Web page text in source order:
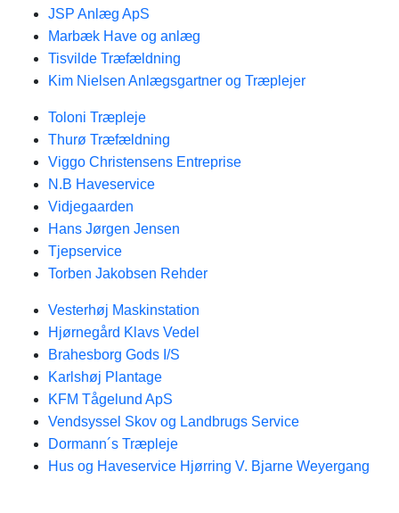
JSP Anlæg ApS
Marbæk Have og anlæg
Tisvilde Træfældning
Kim Nielsen Anlægsgartner og Træplejer
Toloni Træpleje
Thurø Træfældning
Viggo Christensens Entreprise
N.B Haveservice
Vidjegaarden
Hans Jørgen Jensen
Tjepservice
Torben Jakobsen Rehder
Vesterhøj Maskinstation
Hjørnegård Klavs Vedel
Brahesborg Gods I/S
Karlshøj Plantage
KFM Tågelund ApS
Vendsyssel Skov og Landbrugs Service
Dormann´s Træpleje
Hus og Haveservice Hjørring V. Bjarne Weyergang